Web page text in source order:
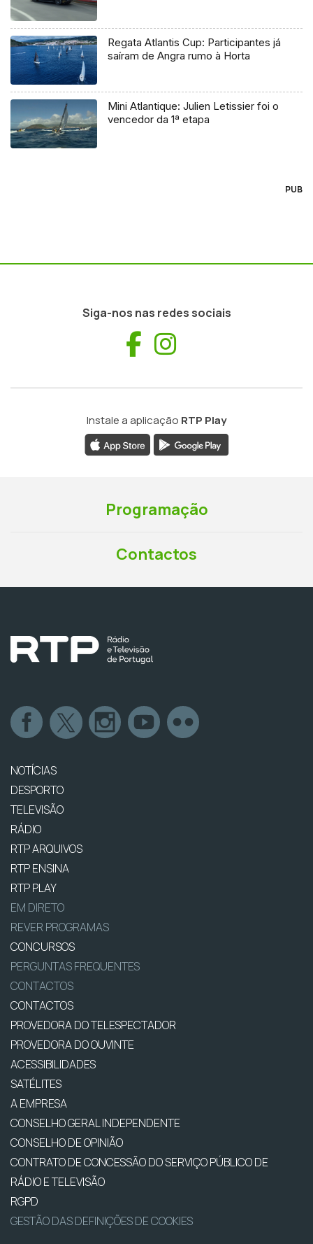
Regata Atlantis Cup: Participantes já
saíram de Angra rumo à Horta
Mini Atlantique: Julien Letissier foi o
vencedor da 1ª etapa
PUB
Siga-nos nas redes sociais
Facebook
Instale a aplicação RTP Play
Programação
Contactos
NOTÍCIAS
DESPORTO
TELEVISÃO
RÁDIO
RTP ARQUIVOS
RTP ENSINA
RTP PLAY
EM DIRETO
REVER PROGRAMAS
CONCURSOS
PERGUNTAS FREQUENTES
CONTACTOS
CONTACTOS
PROVEDORA DO TELESPECTADOR
PROVEDORA DO OUVINTE
ACESSIBILIDADES
SATÉLITES
A EMPRESA
CONSELHO GERAL INDEPENDENTE
CONSELHO DE OPINIÃO
CONTRATO DE CONCESSÃO DO SERVIÇO PÚBLICO DE
RÁDIO E TELEVISÃO
RGPD
GESTÃO DAS DEFINIÇÕES DE COOKIES